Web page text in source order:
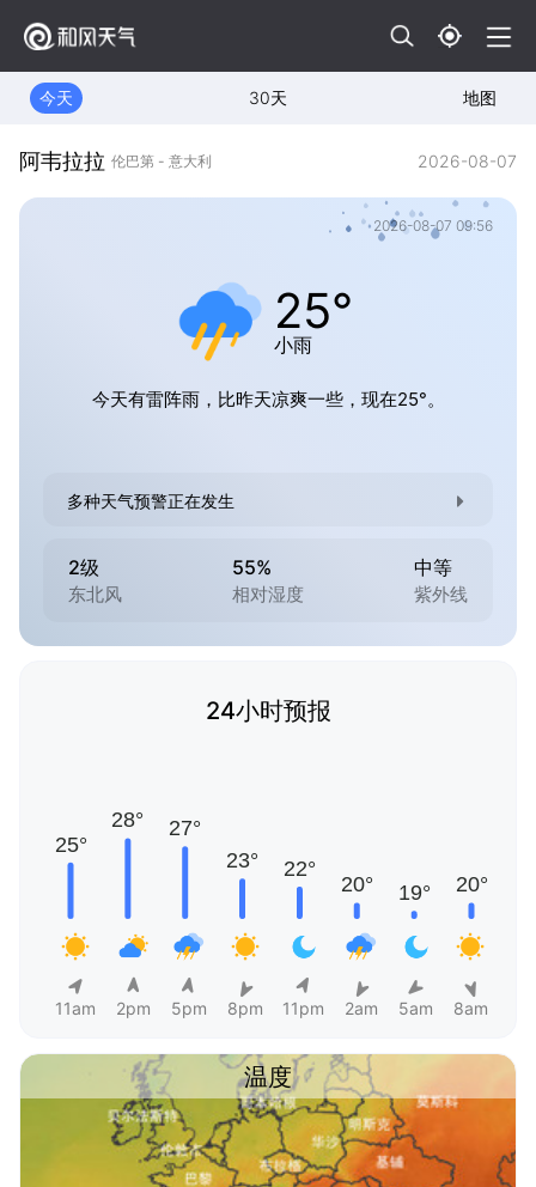
今天 30天 地图
阿韦拉拉 伦巴第 - 意大利 2026-08-07
2026-08-07 09:56
25°
小雨
今天有雷阵雨，比昨天凉爽一些，现在25°。
多种天气预警正在发生
2级
东北风
55%
相对湿度
中等
紫外线
24小时预报
11am 2pm 5pm 8pm 11pm 2am 5am 8am
温度